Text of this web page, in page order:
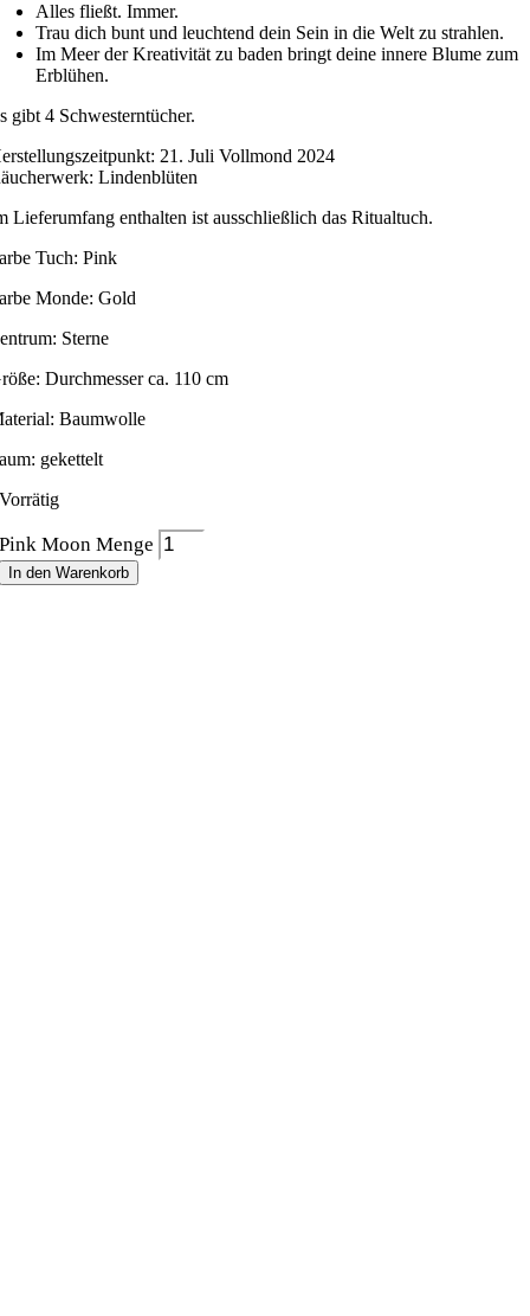
Alles fließt. Immer.
Trau dich bunt und leuchtend dein Sein in die Welt zu strahlen.
Im Meer der Kreativität zu baden bringt deine innere Blume zum
Erblühen.
gibt 4 Schwesterntücher.
21. Juli Vollmond 2024
Lindenblüten
Lieferumfang enthalten ist ausschließlich das Ritualtuch.
Tuch: Pink
Monde: Gold
Sterne
Durchmesser ca. 110 cm
Baumwolle
gekettelt
Vorrätig
Pink Moon Menge
In den Warenkorb